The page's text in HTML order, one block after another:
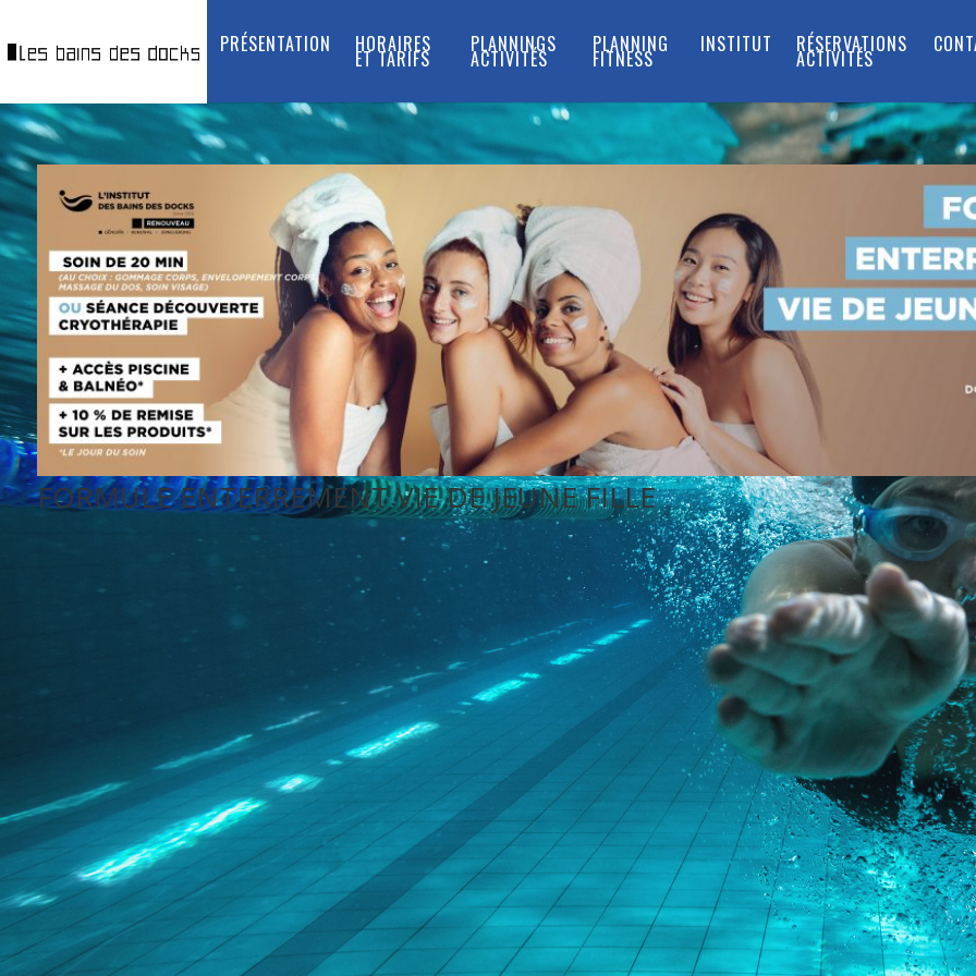
PRÉSENTATION HORAIRES
ET TARIFS
PLANNINGS
ACTIVITÉS
PLANNING
FITNESS
INSTITUT RÉSERVATIONS
ACTIVITÉS
FORMULE ENTERREMENT VIE DE JEUNE FILLE